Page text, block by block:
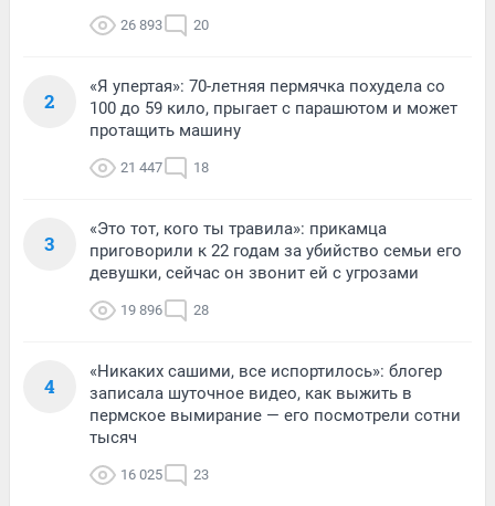
26 893 20
2
«Я упертая»: 70-летняя пермячка похудела со
100 до 59 кило, прыгает с парашютом и может
протащить машину
21 447 18
3
«Это тот, кого ты травила»: прикамца
приговорили к 22 годам за убийство семьи его
девушки, сейчас он звонит ей с угрозами
19 896 28
4
«Никаких сашими, все испортилось»: блогер
записала шуточное видео, как выжить в
пермское вымирание — его посмотрели сотни
тысяч
16 025 23